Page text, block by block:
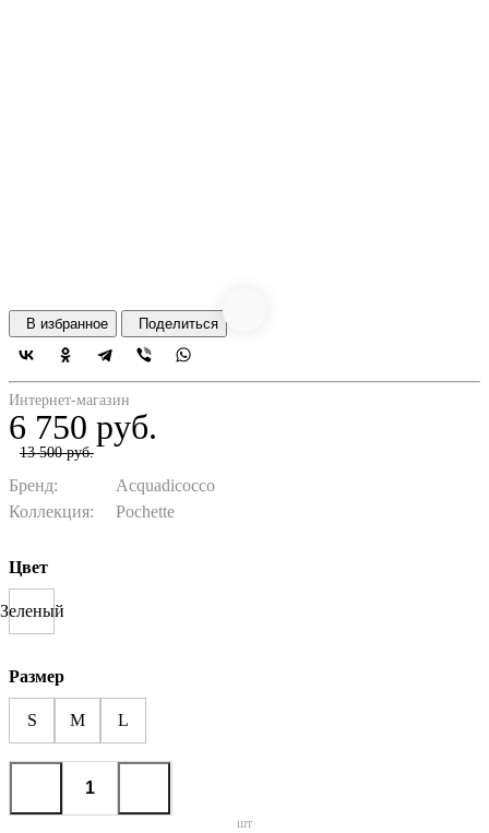
В избранное Поделиться
Интернет-магазин
6 750 руб.
13 500 руб.
Бренд:
Acquadicocco
Коллекция:
Pochette
Цвет
Зеленый
Размер
S M L
шт